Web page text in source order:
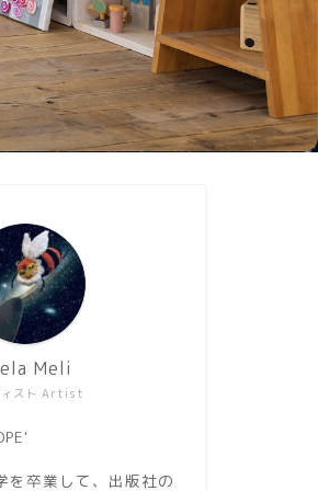
ィスト Artist
Meli
卒業して、出版社の